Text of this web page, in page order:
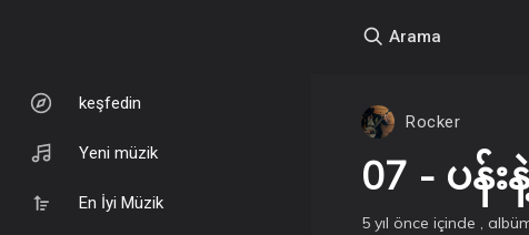
keşfedin
Yeni müzik
En İyi Müzik
Arama
Rocker
07 - ပန်
5 yıl önce içinde ,